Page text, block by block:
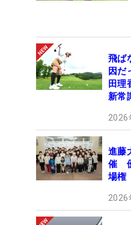
飛ば
因だ
田理
新常
2026
進藤
催
場権
2026